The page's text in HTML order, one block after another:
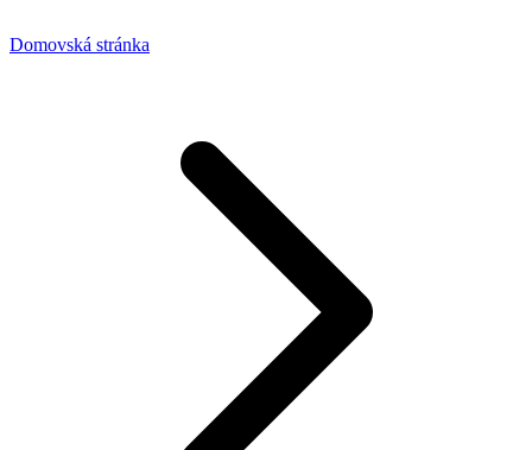
Domovská stránka